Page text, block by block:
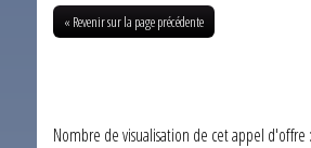
« Revenir sur la page précédente
Nombre de visualisation de cet appel d'offre